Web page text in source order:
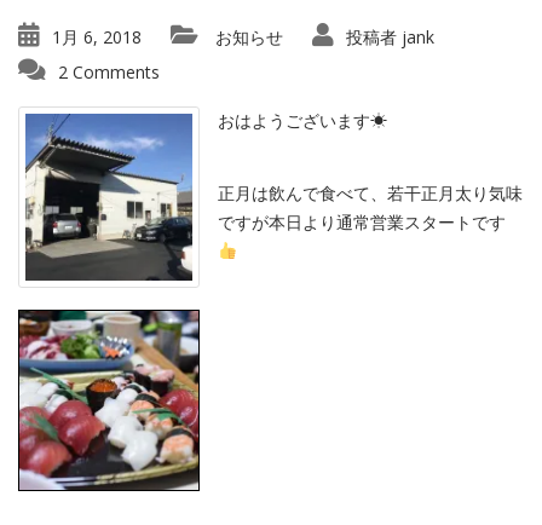
1月 6, 2018 お知らせ 投稿者 jank
2 Comments
おはようございます☀
正月は飲んで食べて、若干正月太り気味
ですが本日より通常営業スタートです